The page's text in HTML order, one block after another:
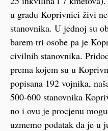
u gradu Koprivnici živi
stanovnika. U jednoj su
barem tri osobe pa je
civilnih stanovnika.
prema kojem su u
popisana 192 vojnika,
500-600 stanovnika
no i ovu je procjenu
uzmemo podatak da je u